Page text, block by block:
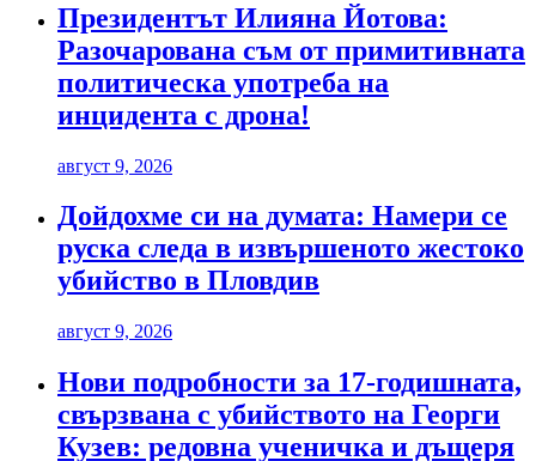
Президентът Илияна Йотова:
Разочарована съм от примитивната
политическа употреба на
инцидента с дрона!
август 9, 2026
Дойдохме си на думата: Намери се
руска следа в извършеното жестоко
убийство в Пловдив
август 9, 2026
Нови подробности за 17-годишната,
свързвана с убийството на Георги
Кузев: редовна ученичка и дъщеря